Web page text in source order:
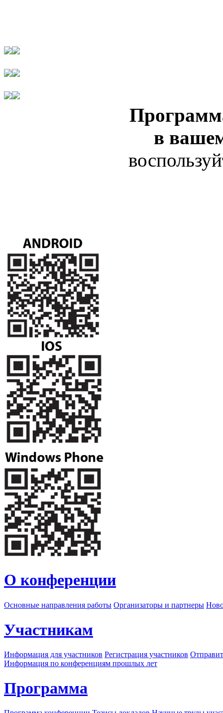
в
О конференции
Основные направления работы Организаторы и партнеры
Участникам
Информация для участников Регистрация участников
Информация по конференциям прошлых лет
Программа